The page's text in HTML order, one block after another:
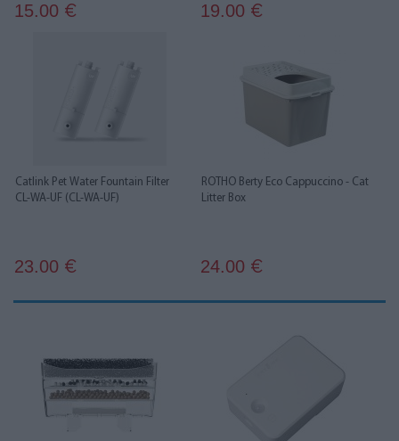
15.00 € 19.00 €
Catlink Pet Water Fountain Filter
CL-WA-UF (CL-WA-UF)
23.00 €
ROTHO Berty Eco Cappuccino - Cat
Litter Box
24.00 €